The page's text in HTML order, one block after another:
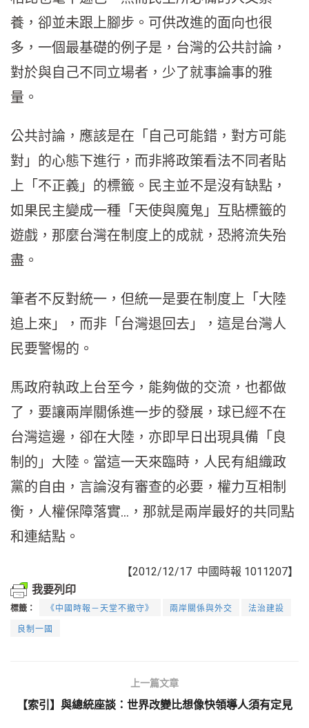
養，卻並未跟上腳步。可供改進的面向也很
多，一個最基礎的例子是，台灣的公共討論，
對於與自己不同立場者，少了就事論事的雅
量。
公共討論，應該是在「自己可能錯，對方可能
對」的心態下進行，而非將政策看法不同者貼
上「不正義」的標籤。民主並不是沒有缺點，
如果民主變成一種「天使與魔鬼」互貼標籤的
遊戲，那麼台灣在制度上的成就，恐將流失殆
盡。
筆者不反對統一，但統一是要在制度上「大陸
追上來」，而非「台灣退回去」，這是台灣人
民要警惕的。
馬政府執政上台至今，能夠做的交流，也都做
了，要讓兩岸關係進一步的發展，球已經不在
台灣這邊，卻在大陸，亦即早日出現具備「良
制的」大陸。當這一天來臨時，人民有組織政
黨的自由，言論沒有審查的必要，權力互相制
衡，人權保障落實…，那就是兩岸最好的共同點
和連結點。
【2012/12/17 中國時報 1011207】
我要列印
標籤： 《中國時報－天堂不撤守》 兩岸關係與外交 法治建設
良制一國
上一篇文章
【索引】與總統座談：世界改變比想像快領導人須有定見